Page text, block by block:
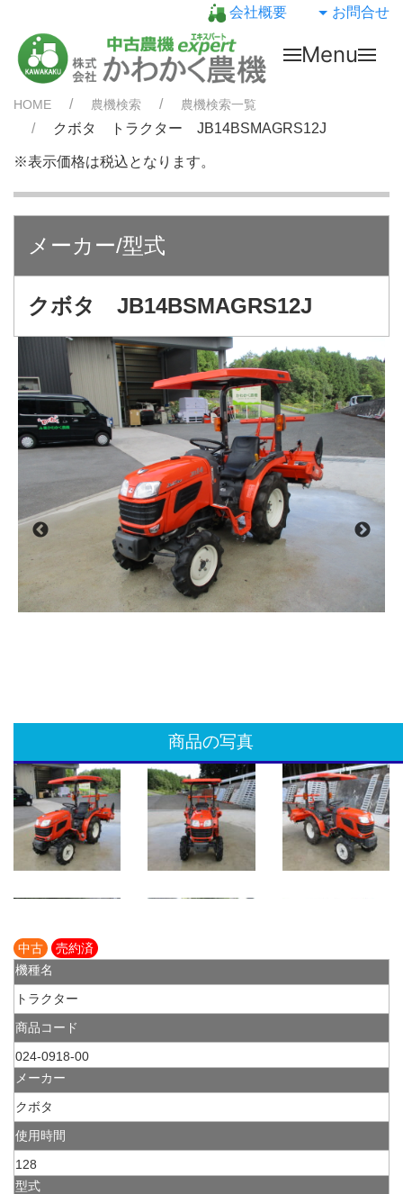
会社概要 お問合せ
Menu
HOME 農機検索 農機検索一覧
クボタ トラクター JB14BSMAGRS12J
※表示価格は税込となります。
メーカー/型式
クボタ JB14BSMAGRS12J
商品の写真
中古
売約済
機種名
トラクター
商品コード
024-0918-00
メーカー
クボタ
使用時間
128
型式